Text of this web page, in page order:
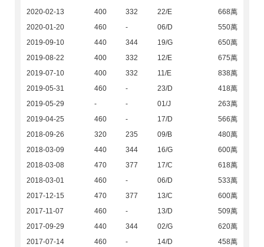
2020-02-13
400 332 22/E
668萬
2020-01-20
460 - 06/D
550萬
2019-09-10
440 344 19/G
650萬
2019-08-22
400 332 12/E
675萬
2019-07-10
400 332 11/E
838萬
2019-05-31
460 - 23/D
418萬
2019-05-29
- - 01/J
263萬
2019-04-25
460 - 17/D
566萬
2018-09-26
320 235 09/B
480萬
2018-03-09
440 344 16/G
600萬
2018-03-08
470 377 17/C
618萬
2018-03-01
460 - 06/D
533萬
2017-12-15
470 377 13/C
600萬
2017-11-07
460 - 13/D
509萬
2017-09-29
440 344 02/G
620萬
2017-07-14
460 - 14/D
458萬